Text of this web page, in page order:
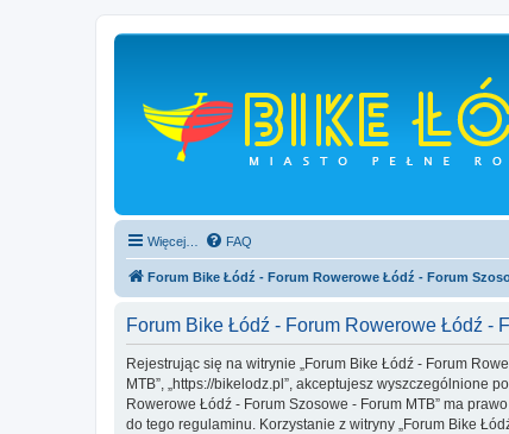
Więcej… FAQ
Forum Bike Łódź - Forum Rowerowe Łódź - Forum
Forum Bike Łódź - Forum Rowerowe Łódź -
Rejestrując się na witrynie „Forum Bike Łódź - Forum
MTB”, „https://bikelodz.pl”, akceptujesz wyszczególnione
Rowerowe Łódź - Forum Szosowe - Forum MTB” ma
do tego regulaminu. Korzystanie z witryny „Forum Bike